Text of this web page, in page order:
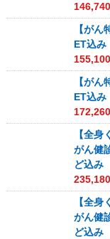
146,740
【が
ET込み
155,100
【が
ET込み
172,260
【全
がん健
ど込み
235,180
【全
がん健
ど込み